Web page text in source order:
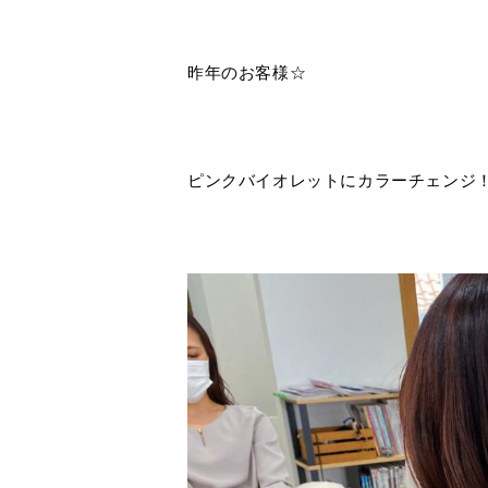
昨年のお客様☆
ピンクバイオレットにカラーチェンジ